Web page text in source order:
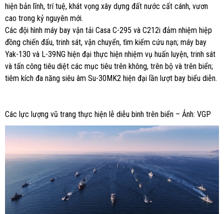
hiện bản lĩnh, trí tuệ, khát vọng xây dựng đất nước cất cánh, vươn
cao trong kỷ nguyên mới.
Các đội hình máy bay vận tải Casa C-295 và C212i đảm nhiệm hiệp
đồng chiến đấu, trinh sát, vận chuyển, tìm kiếm cứu nạn; máy bay
Yak-130 và L-39NG hiện đại thực hiện nhiệm vụ huấn luyện, trinh sát
và tấn công tiêu diệt các mục tiêu trên không, trên bộ và trên biển;
tiêm kích đa năng siêu âm Su-30MK2 hiện đại lần lượt bay biểu diễn.
Các lực lượng vũ trang thực hiện lễ diễu binh trên biển – Ảnh: VGP